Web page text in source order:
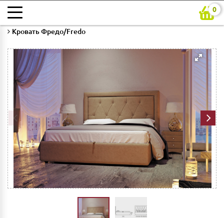
0
Главная
Кровать Фредо/Fredo